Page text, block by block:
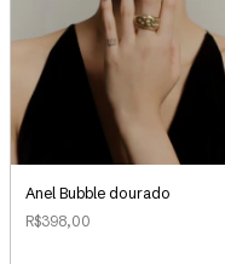
Anel Bubble dourado
R$398,00